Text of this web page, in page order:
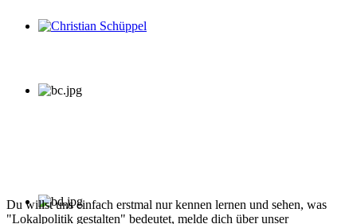
Du willst uns einfach erstmal nur kennen lernen und sehen, was
"Lokalpolitik gestalten" bedeutet, melde dich über unser